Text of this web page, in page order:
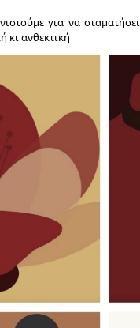
για να
κι ανθεκτική